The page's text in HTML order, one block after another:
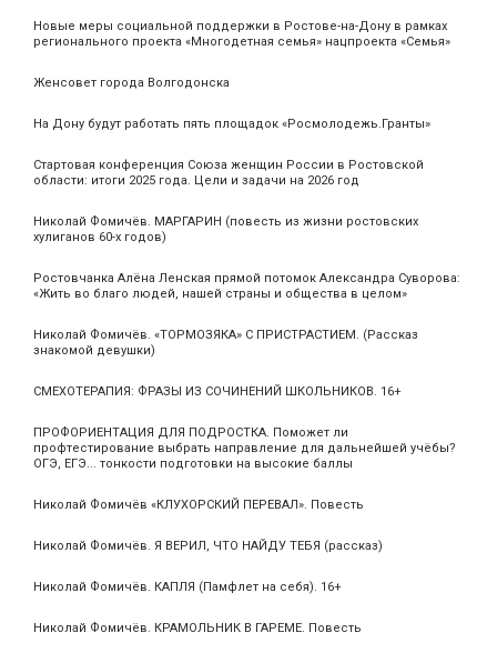
Новые меры социальной поддержки в Ростове-на-Дону в рамках
регионального проекта «Многодетная семья» нацпроекта «Семья»
Женсовет города Волгодонска
На Дону будут работать пять площадок «Росмолодежь.Гранты»
Стартовая конференция Союза женщин России в Ростовской
области: итоги 2025 года. Цели и задачи на 2026 год
Николай Фомичёв. МАРГАРИН (повесть из жизни ростовских
хулиганов 60-х годов)
Ростовчанка Алёна Ленская прямой потомок Александра Суворова:
«Жить во благо людей, нашей страны и общества в целом»
Николай Фомичёв. «ТОРМОЗЯКА» С ПРИСТРАСТИЕМ. (Рассказ
знакомой девушки)
СМЕХОТЕРАПИЯ: ФРАЗЫ ИЗ СОЧИНЕНИЙ ШКОЛЬНИКОВ. 16+
ПРОФОРИЕНТАЦИЯ ДЛЯ ПОДРОСТКА. Поможет ли
профтестирование выбрать направление для дальнейшей учёбы?
ОГЭ, ЕГЭ... тонкости подготовки на высокие баллы
Николай Фомичёв «КЛУХОРСКИЙ ПЕРЕВАЛ». Повесть
Николай Фомичёв. Я ВЕРИЛ, ЧТО НАЙДУ ТЕБЯ (рассказ)
Николай Фомичёв. КАПЛЯ (Памфлет на себя). 16+
Николай Фомичёв. КРАМОЛЬНИК В ГАРЕМЕ. Повесть